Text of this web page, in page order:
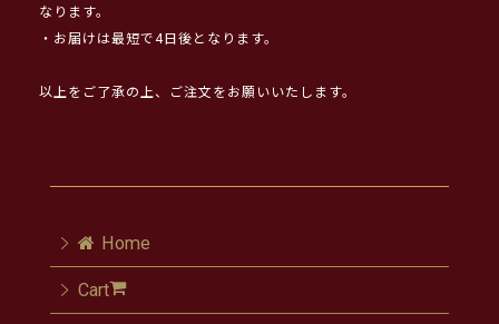
なります。
・お届けは最短で4日後となります。
以上をご了承の上、ご注文をお願いいたします。
Home
Cart